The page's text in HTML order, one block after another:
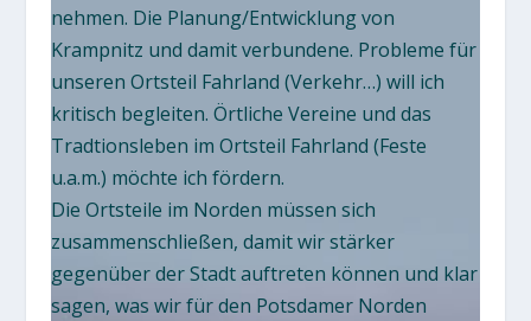
nehmen. Die Planung/Entwicklung von
Krampnitz und damit verbundene. Probleme für
unseren Ortsteil Fahrland (Verkehr…) will ich
kritisch begleiten. Örtliche Vereine und das
Tradtionsleben im Ortsteil Fahrland (Feste
u.a.m.) möchte ich fördern.
Die Ortsteile im Norden müssen sich
zusammenschließen, damit wir stärker
gegenüber der Stadt auftreten können und klar
sagen, was wir für den Potsdamer Norden